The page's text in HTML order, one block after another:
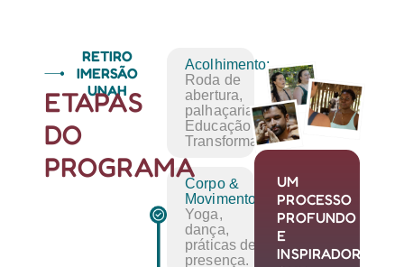
RETIRO
IMERSÃO
UNAH
ETAPAS
DO
PROGRAMA
Acolhimento:
Roda de
abertura,
palhaçaria,
Educação
Transformadora.
Corpo &
Movimento:
Yoga,
dança,
práticas de
presença.
UM
PROCESSO
PROFUNDO
E
INSPIRADOR,